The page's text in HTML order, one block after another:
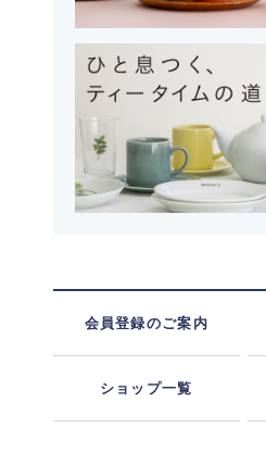
会員登録のご案内
ショップ一覧